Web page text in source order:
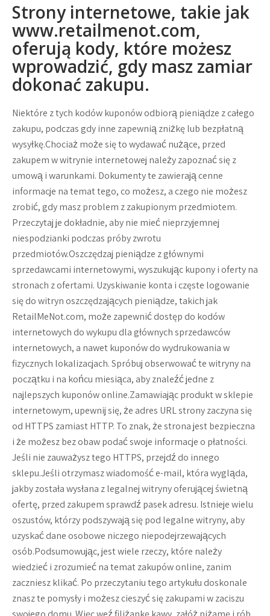
Strony internetowe, takie jak
www.retailmenot.com,
oferują kody, które możesz
wprowadzić, gdy masz zamiar
dokonać zakupu.
Niektóre z tych kodów kuponów odbiorą pieniądze z całego
zakupu, podczas gdy inne zapewnią zniżkę lub bezpłatną
wysyłkę.Chociaż może się to wydawać nużące, przed
zakupem w witrynie internetowej należy zapoznać się z
umową i warunkami. Dokumenty te zawierają cenne
informacje na temat tego, co możesz, a czego nie możesz
zrobić, gdy masz problem z zakupionym przedmiotem.
Przeczytaj je dokładnie, aby nie mieć nieprzyjemnej
niespodzianki podczas próby zwrotu
przedmiotów.Oszczędzaj pieniądze z głównymi
sprzedawcami internetowymi, wyszukując kupony i oferty na
stronach z ofertami. Uzyskiwanie konta i częste logowanie
się do witryn oszczędzających pieniądze, takich jak
RetailMeNot.com, może zapewnić dostęp do kodów
internetowych do wykupu dla głównych sprzedawców
internetowych, a nawet kuponów do wydrukowania w
fizycznych lokalizacjach. Spróbuj obserwować te witryny na
początku i na końcu miesiąca, aby znaleźć jedne z
najlepszych kuponów online.Zamawiając produkt w sklepie
internetowym, upewnij się, że adres URL strony zaczyna się
od HTTPS zamiast HTTP. To znak, że strona jest bezpieczna
i że możesz bez obaw podać swoje informacje o płatności.
Jeśli nie zauważysz tego HTTPS, przejdź do innego
sklepu.Jeśli otrzymasz wiadomość e-mail, która wygląda,
jakby została wysłana z legalnej witryny oferującej świetną
ofertę, przed zakupem sprawdź pasek adresu. Istnieje wielu
oszustów, którzy podszywają się pod legalne witryny, aby
uzyskać dane osobowe niczego niepodejrzewających
osób.Podsumowując, jest wiele rzeczy, które należy
wiedzieć i zrozumieć na temat zakupów online, zanim
zaczniesz klikać. Po przeczytaniu tego artykułu doskonale
znasz te pomysły i możesz cieszyć się zakupami w zaciszu